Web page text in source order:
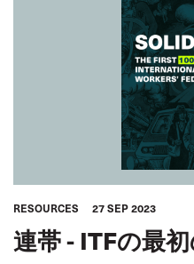
RESOURCES 27 SEP 2023
連帯 - ITFの最